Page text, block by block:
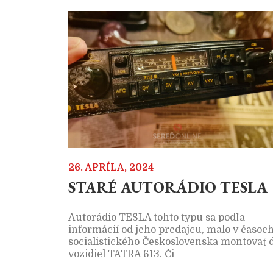
26. APRÍLA, 2024
STARÉ AUTORÁDIO TESLA
Autorádio TESLA tohto typu sa podľa
informácií od jeho predajcu, malo v
socialistického Československa montovať
vozidiel TATRA 613. Či